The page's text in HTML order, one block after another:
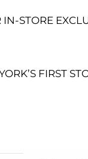
STORE
FIRST